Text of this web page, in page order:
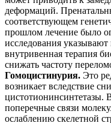
деформаций.
соответствующем
прошлом лечение было
исследования
внутривенная терапия
снижать частоту
Гомоцистинурия. Это
возникает вследствие
цистотионинсинтетазы.
поперечные связи
ослаблению скелетной